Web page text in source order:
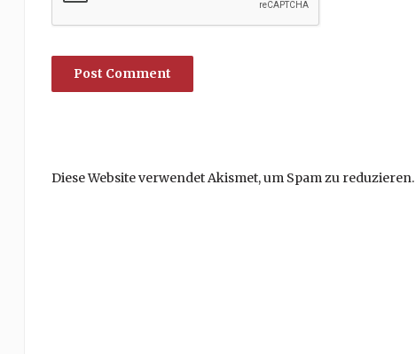
Diese Website verwendet Akismet, um Spam zu reduzieren.